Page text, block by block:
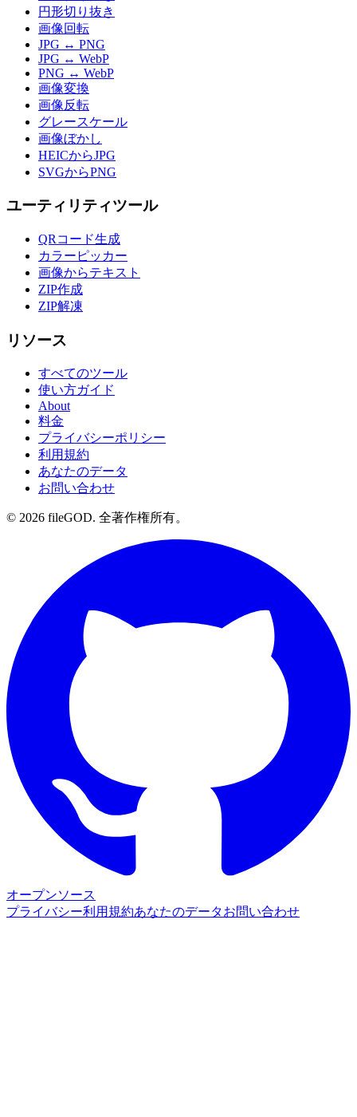
円形切り抜き
画像回転
JPG ↔ PNG
JPG ↔ WebP
PNG ↔ WebP
画像変換
画像反転
グレースケール
画像ぼかし
HEICからJPG
SVGからPNG
ユーティリティツール
QRコード生成
カラーピッカー
画像からテキスト
ZIP作成
ZIP解凍
リソース
すべてのツール
使い方ガイド
About
料金
プライバシーポリシー
利用規約
あなたのデータ
お問い合わせ
© 2026 fileGOD. 全著作権所有。
オープンソース
プライバシー利用規約あなたのデータお問い合わせ